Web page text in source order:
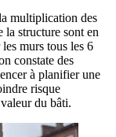
multiplication des
la structure sont en
murs tous les 6
constate des
à planifier une
risque
du bâti.